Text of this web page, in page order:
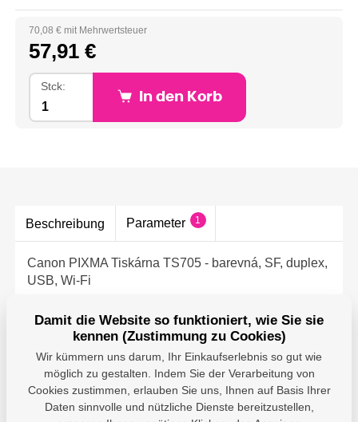
70,08 € mit Mehrwertsteuer
57,91 €
Stck:
In den Korb
Beschreibung Parameter 1
Canon PIXMA Tiskárna TS705 - barevná, SF, duplex,
USB, Wi-Fi
Parameter
Canon - Canon
Deutschland GMBH;
Damit die Website so funktioniert, wie Sie sie
kennen (Zustimmung zu Cookies)
Wir kümmern uns darum, Ihr Einkaufserlebnis so gut wie
möglich zu gestalten. Indem Sie der Verarbeitung von
Cookies zustimmen, erlauben Sie uns, Ihnen auf Basis Ihrer
Daten sinnvolle und nützliche Dienste bereitzustellen,